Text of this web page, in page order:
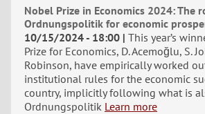
Nobel Prize in Economics 2024: The
Ordnungspolitik for economic
10/15/2024 - 18:00 This year’s
Prize for Economics, D. Acemoğlu, S.
Robinson, have empirically worked
institutional rules for the economic
country, implicitly following what is
Ordnungspolitik Learn more